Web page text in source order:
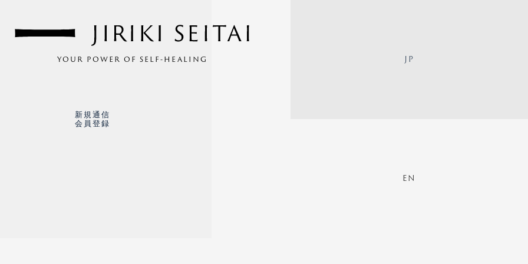
YOUR POWER OF SELF-HEALING
新規通信
会員登録
JP
EN